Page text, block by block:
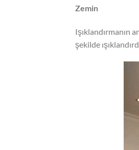
Zemin
Işıklandırmanın
şekilde